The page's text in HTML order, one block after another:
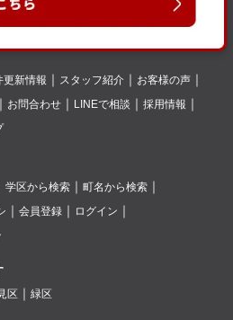
更新情報 スタッフ紹介
お客様の声
お問合わせ LINEで相談
採用情報
学区から検索
町名から検索
会員登録
ログイン
区 緑区